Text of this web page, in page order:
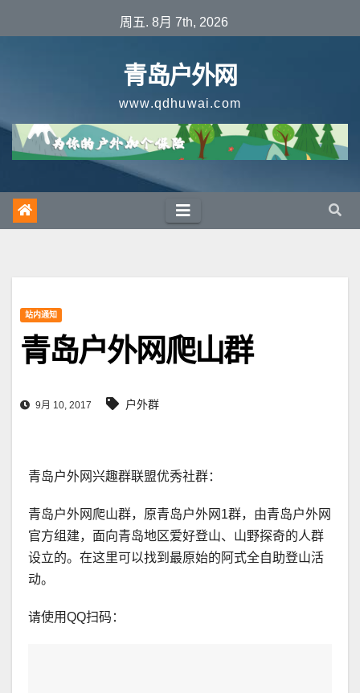
至
周五. 8月 7th, 2026
青岛户外网
www.qdhuwai.com
站内通知
青岛户外网爬山群
9月 10, 2017 户外群
青岛户外网兴趣群联盟优秀社群：
青岛户外网爬山群，原青岛户外网1群，由青岛户外网
官方组建，面向青岛地区爱好登山、山野探奇的人群
设立的。在这里可以找到最原始的阿式全自助登山活
动。
请使用QQ扫码：